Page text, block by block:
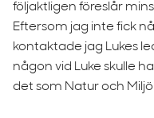
följaktligen föreslår
Eftersom jag inte fick
kontaktade jag Lukes
någon vid Luke skulle
det som Natur och